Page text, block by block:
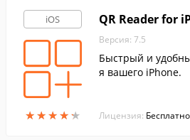
iOS
★★★★★
★★★★★
QR Reader for
Версия: 7.5
Быстрый и
я вашего iPhone.
Лицензия: Бесплатно